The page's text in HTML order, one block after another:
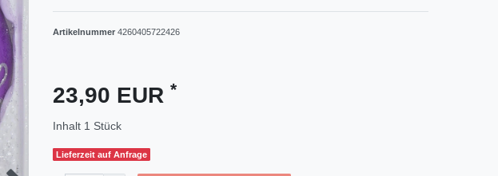
Artikelnummer 4260405722426
23,90 EUR *
Inhalt 1 Stück
Lieferzeit auf Anfrage